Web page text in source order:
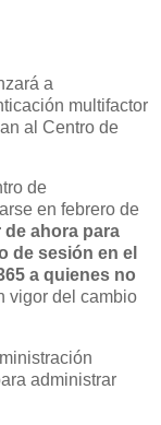
a
multifactor
al Centro de
de
en febrero de
de ahora para
de sesión en el
a quienes no
vigor del cambio
administrar